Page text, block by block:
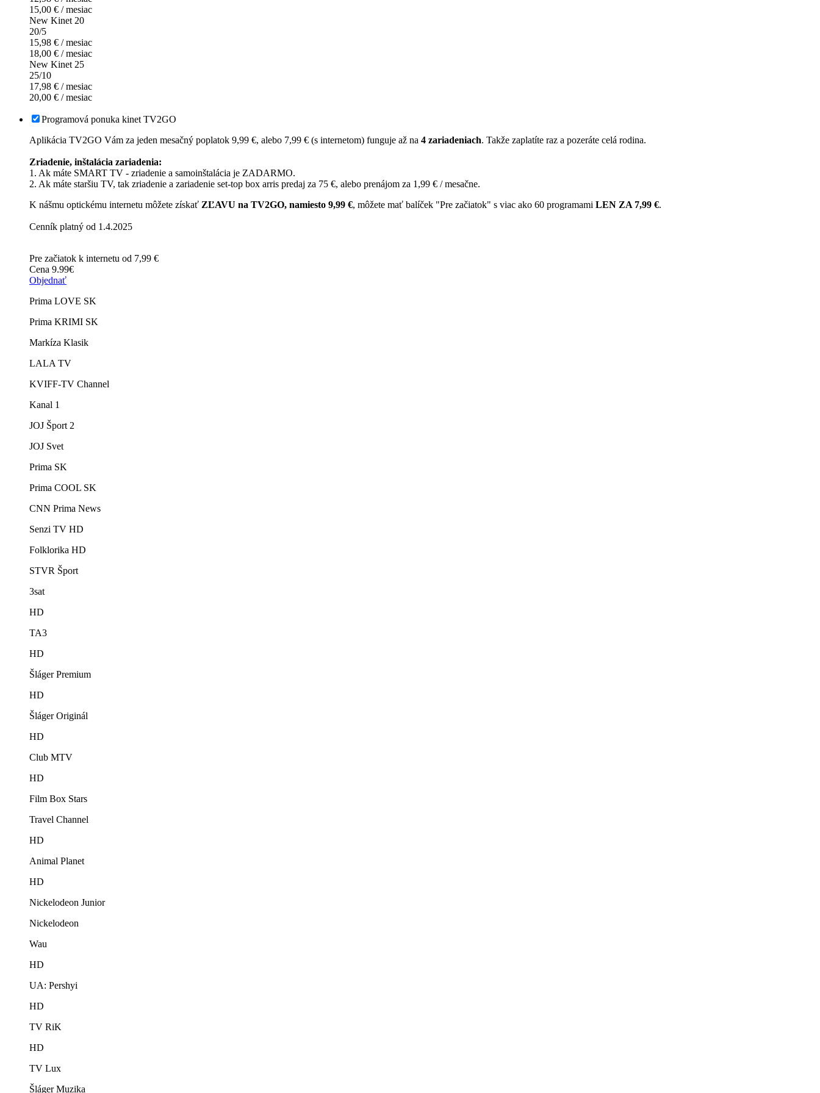
15,00 € / mesiac
New Kinet 20
20/5
15,98 € / mesiac
18,00 € / mesiac
New Kinet 25
25/10
17,98 € / mesiac
20,00 € / mesiac
Programová ponuka kinet TV2GO
Aplikácia TV2GO Vám za jeden mesačný poplatok 9,99 €, alebo 7,99 € (s internetom) funguje až na 4 zariadeniach. Takže zaplatíte raz a pozeráte celá rodina.
Zriadenie, inštalácia zariadenia:
1. Ak máte SMART TV - zriadenie a samoinštalácia je ZADARMO.
2. Ak máte staršiu TV, tak zriadenie a zariadenie set-top box arris predaj za 75 €, alebo prenájom za 1,99 € / mesačne.
K nášmu optickému internetu môžete získať ZĽAVU na TV2GO, namiesto 9,99 €, môžete mať balíček "Pre začiatok" s viac ako 60 programami LEN ZA 7,99 €.
Cenník platný od 1.4.2025
Pre začiatok k internetu od 7,99 €
Cena 9.99€
Objednať
Prima LOVE SK
Prima KRIMI SK
Markíza Klasik
LALA TV
KVIFF-TV Channel
Kanal 1
JOJ Šport 2
JOJ Svet
Prima SK
Prima COOL SK
CNN Prima News
Senzi TV HD
Folklorika HD
STVR Šport
3sat
HD
TA3
HD
Šláger Premium
HD
Šláger Originál
HD
Club MTV
HD
Film Box Stars
Travel Channel
HD
Animal Planet
HD
Nickelodeon Junior
Nickelodeon
Wau
HD
UA: Pershyi
HD
TV RiK
HD
TV Lux
Šláger Muzika